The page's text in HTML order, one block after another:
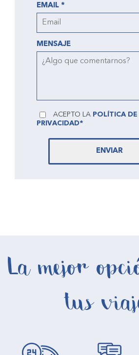
EMAIL *
MENSAJE
ACEPTO LA POLÍTICA DE
PRIVACIDAD*
ENVIAR
La mejor
tus